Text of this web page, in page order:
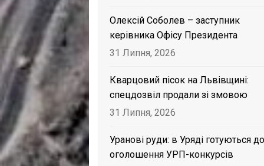
Олексій Соболев – заступник
керівника Офісу Президента
31 Липня, 2026
Кварцовий пісок на Львівщині:
спецдозвіл продали зі змовою
31 Липня, 2026
Уранові руди: в Уряді готуються до
оголошення УРП-конкурсів